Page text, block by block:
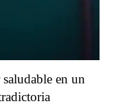
en un